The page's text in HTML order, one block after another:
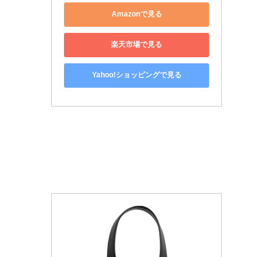
Amazonで見る
楽天市場で見る
Yahoo!ショッピングで見る